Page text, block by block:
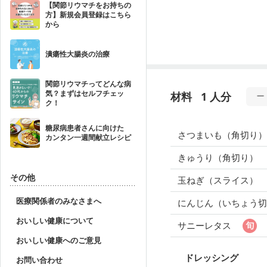
【関節リウマチをお持ちの
方】新規会員登録はこちら
から
潰瘍性大腸炎の治療
関節リウマチってどんな病
気？まずはセルフチェッ
ク！
糖尿病患者さんに向けた
カンタン一週間献立レシピ
その他
医療関係者のみなさまへ
おいしい健康について
おいしい健康へのご意見
お問い合わせ
材料 1 人分
さつまいも（角切り）
きゅうり（角切り）
玉ねぎ（スライス）
にんじん（いちょう
サニーレタス
ドレッシング